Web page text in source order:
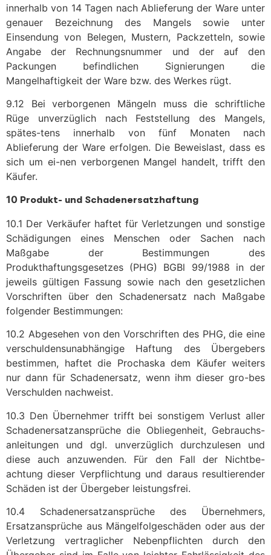
innerhalb von 14 Tagen nach Ablieferung der Ware unter
genauer Bezeichnung des Mangels sowie unter
Einsendung von Belegen, Mustern, Packzetteln, sowie
Angabe der Rechnungsnummer und der auf den
Packungen befindlichen Signierungen die
Mangelhaftigkeit der Ware bzw. des Werkes rügt.
9.12 Bei verborgenen Mängeln muss die schriftliche
Rüge unverzüglich nach Feststellung des Mangels,
spätes-tens innerhalb von fünf Monaten nach
Ablieferung der Ware erfolgen. Die Beweislast, dass es
sich um ei-nen verborgenen Mangel handelt, trifft den
Käufer.
10 Produkt- und Schadenersatzhaftung
10.1 Der Verkäufer haftet für Verletzungen und sonstige
Schädigungen eines Menschen oder Sachen nach
Maßgabe der Bestimmungen des
Produkthaftungsgesetzes (PHG) BGBl 99/1988 in der
jeweils gültigen Fassung sowie nach den gesetzlichen
Vorschriften über den Schadenersatz nach Maßgabe
folgender Bestimmungen:
10.2 Abgesehen von den Vorschriften des PHG, die eine
verschuldensunabhängige Haftung des Übergebers
bestimmen, haftet die Prochaska dem Käufer weiters
nur dann für Schadenersatz, wenn ihm dieser gro-bes
Verschulden nachweist.
10.3 Den Übernehmer trifft bei sonstigem Verlust aller
Schadenersatzansprüche die Obliegenheit, Gebrauchs-
anleitungen und dgl. unverzüglich durchzulesen und
diese auch anzuwenden. Für den Fall der Nichtbe-
achtung dieser Verpflichtung und daraus resultierender
Schäden ist der Übergeber leistungsfrei.
10.4 Schadenersatzansprüche des Übernehmers,
Ersatzansprüche aus Mängelfolgeschäden oder aus der
Verletzung vertraglicher Nebenpflichten durch den